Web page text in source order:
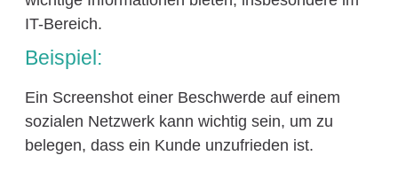
IT-Bereich.
Beispiel:
Ein Screenshot einer Beschwerde auf einem
sozialen Netzwerk kann wichtig sein, um zu
belegen, dass ein Kunde unzufrieden ist.